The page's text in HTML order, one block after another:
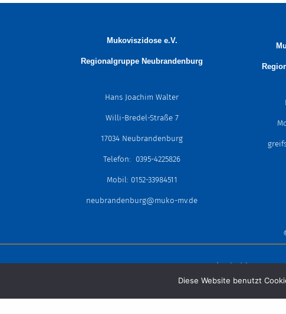
Mukoviszidose e.V.
Regionalgruppe Neubrandenburg
Hans Joachim Walter
Willi-Bredel-Straße 7
17034 Neubrandenburg
Telefon: 0395-4225826
Mobil: 0152-33984511
neubrandenburg@muko-mv.de
Mukoviszidose-
Diese Website benutzt